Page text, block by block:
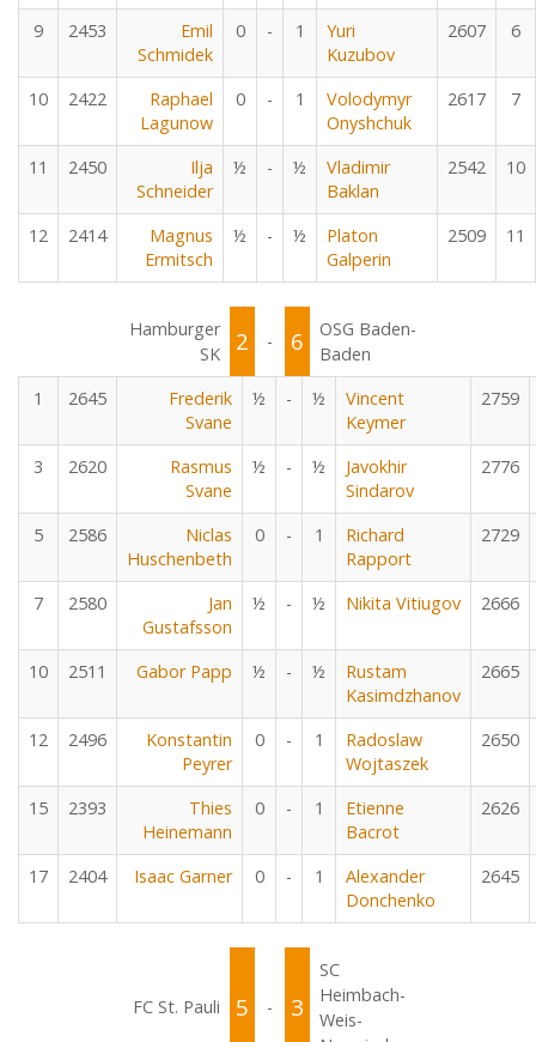
9 2453
Emil
Schmidek
0 - 1
Yuri
Kuzubov
2607 6
10 2422
Raphael
Lagunow
0 - 1
Volodymyr
Onyshchuk
2617 7
11 2450
Ilja
Schneider
½ - ½
Vladimir
Baklan
2542 10
12 2414
Magnus
Ermitsch
½ - ½
Platon
Galperin
2509 11
Hamburger
SK
2 - 6
OSG Baden-
Baden
1
2645
Frederik
Svane
½ - ½
Vincent
Keymer
2759
3 2620
Rasmus
Svane
½ - ½
Javokhir
Sindarov
2776
5 2586
Niclas
Huschenbeth
0 - 1
Richard
Rapport
2729
7 2580
Jan
Gustafsson
½ - ½ Nikita Vitiugov 2666
10 2511 Gabor Papp ½ - ½
Rustam
Kasimdzhanov
2665
12 2496
Konstantin
Peyrer
0 - 1
Radoslaw
Wojtaszek
2650
15 2393
Thies
Heinemann
0 - 1
Etienne
Bacrot
2626
17 2404 Isaac Garner 0 - 1
Alexander
Donchenko
2645
FC St. Pauli 5 - 3
SC
Heimbach-
Weis-